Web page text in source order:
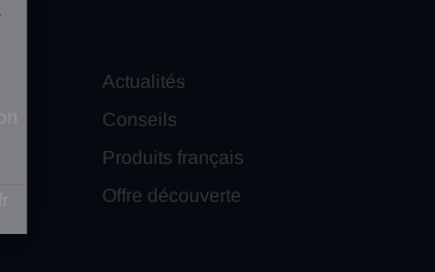
Actualités
Conseils
Produits français
Offre découverte